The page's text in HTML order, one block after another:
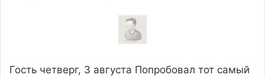
Гость четверг, 3 августа Попробовал тот самый